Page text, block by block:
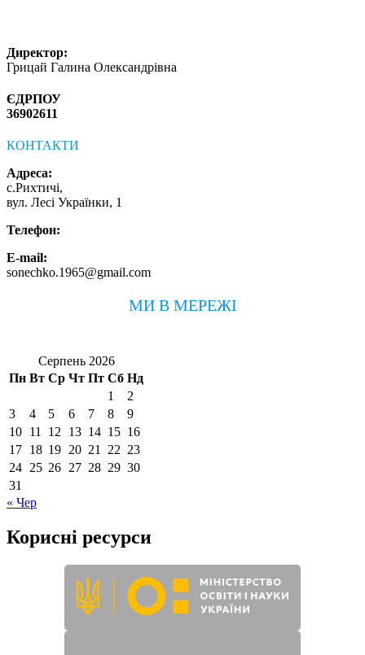
Директор:
Грицай Галина Олександрівна
ЄДРПОУ
36902611
КОНТАКТИ
Адреса:
с.Рихтичі,
вул. Лесі Українки, 1
Телефон:
E-mail:
sonechko.1965@gmail.com
МИ В МЕРЕЖІ
Серпень 2026
Пн Вт Ср Чт Пт Сб Нд
1
2
3
4 5 6 7 8
9
10 11 12 13 14 15 16
17 18 19 20 21 22 23
24 25 26 27 28 29 30
31
« Чер
Корисні ресурси